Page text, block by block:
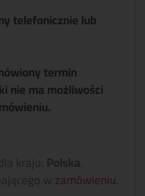
telefonicznie lub
termin
nie ma możliwości
kraju: Polska
wzamówieniu